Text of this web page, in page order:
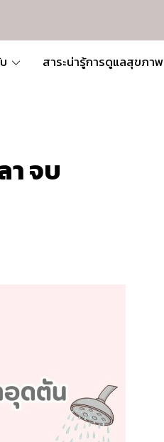
สาระน่ารู้การดูแลสุขภาพ
า จบ